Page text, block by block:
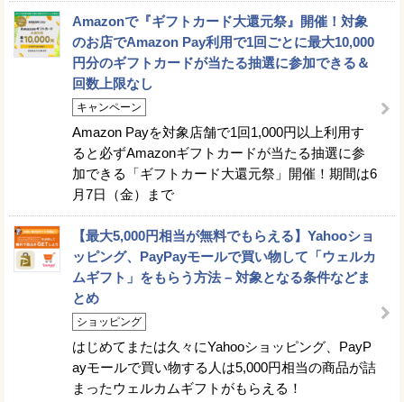
Amazonで『ギフトカード大還元祭』開催！対象
のお店でAmazon Pay利用で1回ごとに最大10,000
円分のギフトカードが当たる抽選に参加できる＆
回数上限なし
キャンペーン
Amazon Payを対象店舗で1回1,000円以上利用す
ると必ずAmazonギフトカードが当たる抽選に参
加できる「ギフトカード大還元祭」開催！期間は6
月7日（金）まで
【最大5,000円相当が無料でもらえる】Yahooショ
ッピング、PayPayモールで買い物して「ウェルカ
ムギフト」をもらう方法 – 対象となる条件などま
とめ
ショッピング
はじめてまたは久々にYahooショッピング、PayP
ayモールで買い物する人は5,000円相当の商品が詰
まったウェルカムギフトがもらえる！